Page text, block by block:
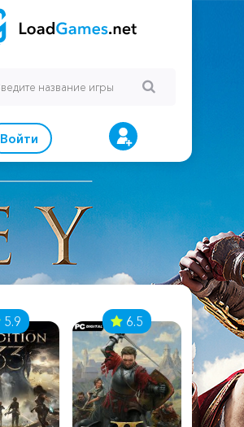
Войти
5.9 6.5